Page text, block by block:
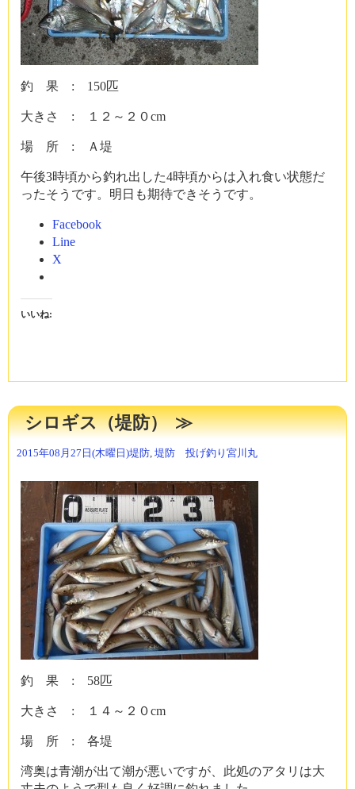
釣 果 : 150匹
大きさ : １２～２０cm
場 所 : Ａ堤
午後3時頃から釣れ出した4時頃からは入れ食い状態だ
ったそうです。明日も期待できそうです。
Facebook
Line
X
いいね:
シロギス（堤防）
2015年08月27日(木曜日)堤防, 堤防 投げ釣り 宮川丸
釣 果 : 58匹
大きさ : １４～２０cm
場 所 : 各堤
湾奥は青潮が出て潮が悪いですが、此処のアタリは大